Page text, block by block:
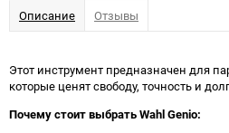
Описание Отзывы
Этот инструмент предназначен для
которые ценят свободу, точность и
Почему стоит выбрать Wahl Genio: